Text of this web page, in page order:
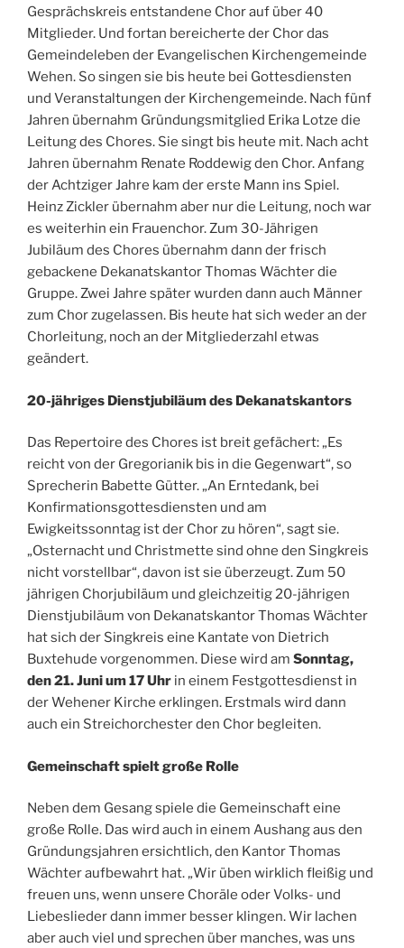
Gesprächskreis entstandene Chor auf über 40
Mitglieder. Und fortan bereicherte der Chor das
Gemeindeleben der Evangelischen Kirchengemeinde
Wehen. So singen sie bis heute bei Gottesdiensten
und Veranstaltungen der Kirchengemeinde. Nach fünf
Jahren übernahm Gründungsmitglied Erika Lotze die
Leitung des Chores. Sie singt bis heute mit. Nach acht
Jahren übernahm Renate Roddewig den Chor. Anfang
der Achtziger Jahre kam der erste Mann ins Spiel.
Heinz Zickler übernahm aber nur die Leitung, noch war
es weiterhin ein Frauenchor. Zum 30-Jährigen
Jubiläum des Chores übernahm dann der frisch
gebackene Dekanatskantor Thomas Wächter die
Gruppe. Zwei Jahre später wurden dann auch Männer
zum Chor zugelassen. Bis heute hat sich weder an der
Chorleitung, noch an der Mitgliederzahl etwas
geändert.
20-jähriges Dienstjubiläum des Dekanatskantors
Das Repertoire des Chores ist breit gefächert: „Es
reicht von der Gregorianik bis in die Gegenwart“, so
Sprecherin Babette Gütter. „An Erntedank, bei
Konfirmationsgottesdiensten und am
Ewigkeitssonntag ist der Chor zu hören“, sagt sie.
„Osternacht und Christmette sind ohne den Singkreis
nicht vorstellbar“, davon ist sie überzeugt. Zum 50
jährigen Chorjubiläum und gleichzeitig 20-jährigen
Dienstjubiläum von Dekanatskantor Thomas Wächter
hat sich der Singkreis eine Kantate von Dietrich
Buxtehude vorgenommen. Diese wird am Sonntag,
den 21. Juni um 17 Uhr in einem Festgottesdienst in
der Wehener Kirche erklingen. Erstmals wird dann
auch ein Streichorchester den Chor begleiten.
Gemeinschaft spielt große Rolle
Neben dem Gesang spiele die Gemeinschaft eine
große Rolle. Das wird auch in einem Aushang aus den
Gründungsjahren ersichtlich, den Kantor Thomas
Wächter aufbewahrt hat. „Wir üben wirklich fleißig und
freuen uns, wenn unsere Choräle oder Volks- und
Liebeslieder dann immer besser klingen. Wir lachen
aber auch viel und sprechen über manches, was uns